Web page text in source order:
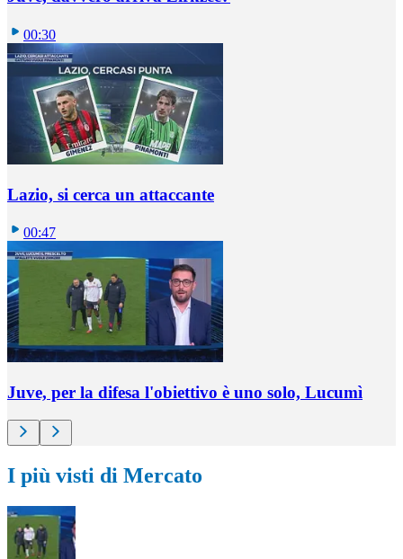
00:30
Lazio, si cerca un attaccante
00:47
Juve, per la difesa l'obiettivo è uno solo, Lucumì
I più visti di Mercato